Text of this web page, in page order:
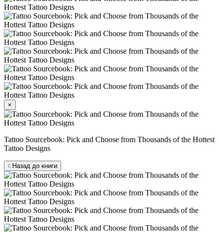
×
Tattoo Sourcebook: Pick and Choose from Thousands of the Hottest
Tattoo Designs
Назад до книги